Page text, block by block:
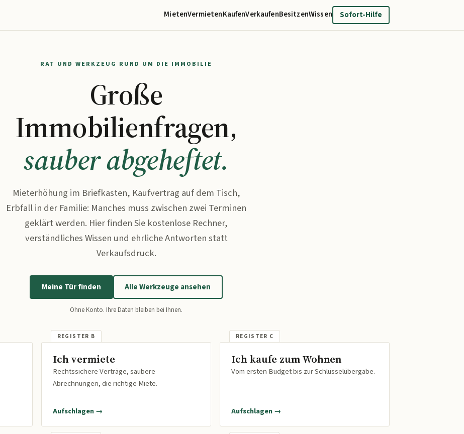
MietenVermietenKaufenVerkaufenBesitzenWissen Sofort-Hilfe
RAT UND WERKZEUG RUND UM DIE IMMOBILIE
Große
Immobilienfragen,
sauber abgeheftet.
Mieterhöhung im Briefkasten, Kaufvertrag auf dem Tisch,
Erbfall in der Familie: Manches muss zwischen zwei Terminen
geklärt werden. Hier finden Sie kostenlose Rechner,
verständliches Wissen und ehrliche Antworten statt
Verkaufsdruck.
Meine Tür finden Alle Werkzeuge ansehen
Ohne Konto. Ihre Daten bleiben bei Ihnen.
Ich vermiete
Rechtssichere Verträge, saubere
Abrechnungen, die richtige Miete.
Aufschlagen →
Ich kaufe zum Wohnen
Vom ersten Budget bis zur Schlüsselübergabe.
Aufschlagen →